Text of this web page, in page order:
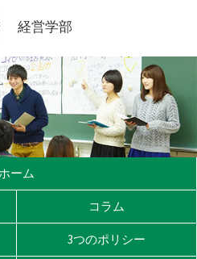
経営学部
ーム
コラム
3つのポリシー